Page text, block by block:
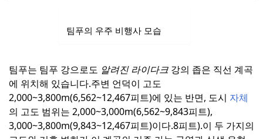
팀푸의 우주 비행사 모습
팀푸는 팀푸 강으로도 알려진 라이다크 강의 좁은 직선 계곡
에 위치해 있습니다.주변 언덕이 고도
2,000~3,800m(6,562~12,467피트)에 있는 반면, 도시 자체
의 고도 범위는 2,000~3,000m(6,562~9,843피트),
3,000~3,800m(9,843~12,467피트)이다.8피트).이 두 가지의